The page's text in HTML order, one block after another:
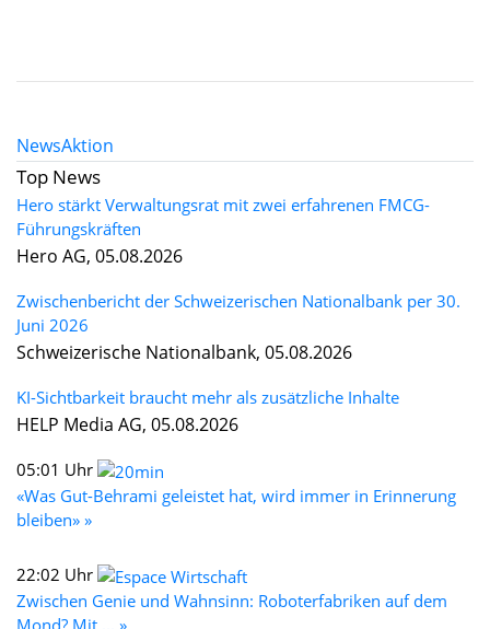
NewsAktion
Top News
Hero stärkt Verwaltungsrat mit zwei erfahrenen FMCG-
Führungskräften
Hero AG, 05.08.2026
Zwischenbericht der Schweizerischen Nationalbank per 30.
Juni 2026
Schweizerische Nationalbank, 05.08.2026
KI-Sichtbarkeit braucht mehr als zusätzliche Inhalte
HELP Media AG, 05.08.2026
05:01 Uhr
«Was Gut-Behrami geleistet hat, wird immer in Erinnerung
bleiben» »
22:02 Uhr
Zwischen Genie und Wahnsinn: Roboterfabriken auf dem
Mond? Mit ... »